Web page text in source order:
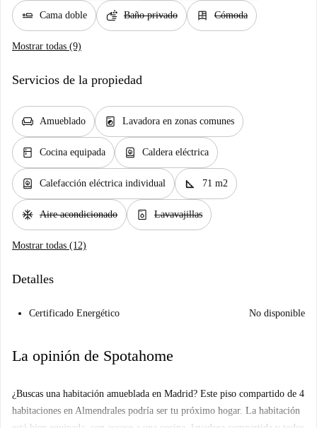
airline_seat_flat Cama doble soap Baño privado dresser Cómoda
Mostrar todas (9)
Servicios de la propiedad
chair Amueblado local_laundry_service Lavadora en zonas comunes
kitchen Cocina equipada water_heater Caldera eléctrica
water_heater Calefacción eléctrica individual square_foot 71 m2
ac_unit Aire acondicionado dishwasher_gen Lavavajillas
Mostrar todas (12)
Detalles
Certificado Energético No disponible
La opinión de Spotahome
¿Buscas una habitación amueblada en Madrid? Este piso compartido de 4
habitaciones en Almendrales podría ser tu próximo hogar. La habitación